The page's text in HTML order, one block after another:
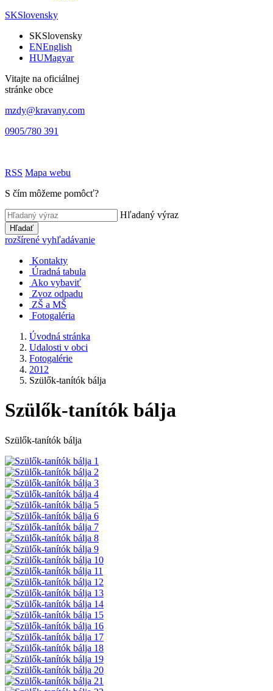
SKSlovensky
SKSlovensky
ENEnglish
HUMagyar
Vitajte na oficiálnej
stránke obce
mzdy@kravany.com
0905/780 391
RSS Mapa webu
S čím môžeme pomôcť?
Hľadaný výraz
Hľadať
rozšírené vyhľadávanie
Kontakty
Úradná tabula
Ako vybaviť
Zvoz odpadu
ZŠ a MŠ
Fotogaléria
Úvodná stránka
Udalosti v obci
Fotogalérie
2012
Szülők-tanítók bálja
Szülők-tanítók bálja
Szülők-tanítók bálja